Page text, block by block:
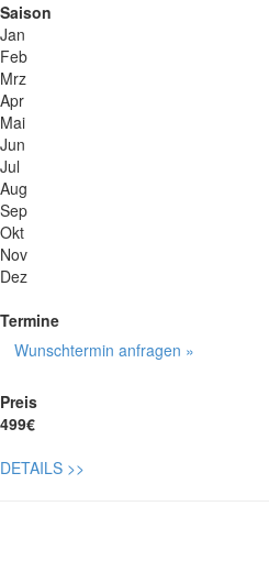
Saison
Jan
Feb
Mrz
Apr
Mai
Jun
Jul
Aug
Sep
Okt
Nov
Dez
Termine
Wunschtermin anfragen »
Preis
499€
DETAILS >>